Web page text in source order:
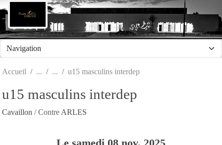
Accueil u15 masculins interdep
u15 masculins interdep
Cavaillon / Contre ARLES
Panneau de gestion des cookies